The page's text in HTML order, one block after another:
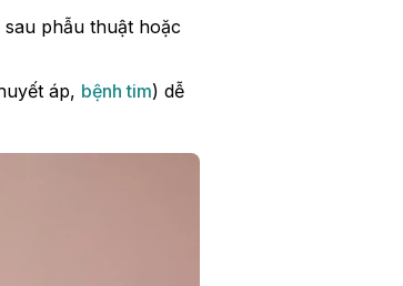
phẫu thuật hoặc
áp, bệnh tim) dễ